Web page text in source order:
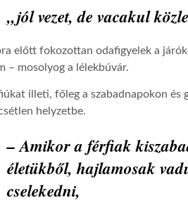
„jól vezet, de vacakul
előtt fokozottan odafigyelek a
– mosolyog a lélekbúvár.
illeti, főleg a szabadnapokon
helyzetbe.
– Amikor a férfiak
életükből, hajlamosak
cselekedni,